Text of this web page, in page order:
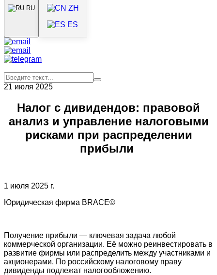
RU
ZH
ES
21 июля 2025
Налог с дивидендов: правовой
анализ и управление налоговыми
рисками при распределении
прибыли
1 июля 2025 г.
Юридическая фирма BRACE©
Получение прибыли — ключевая задача любой
коммерческой организации. Её можно реинвестировать в
развитие фирмы или распределить между участниками и
акционерами. По российскому налоговому праву
дивиденды подлежат налогообложению.